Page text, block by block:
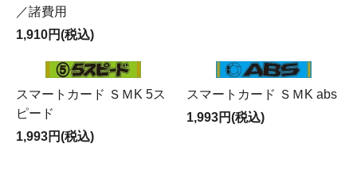
／諸費用
1,910円(税込)
スマートカード ＳＭK 5ス
ピード
1,993円(税込)
スマートカード ＳＭK abs
1,993円(税込)